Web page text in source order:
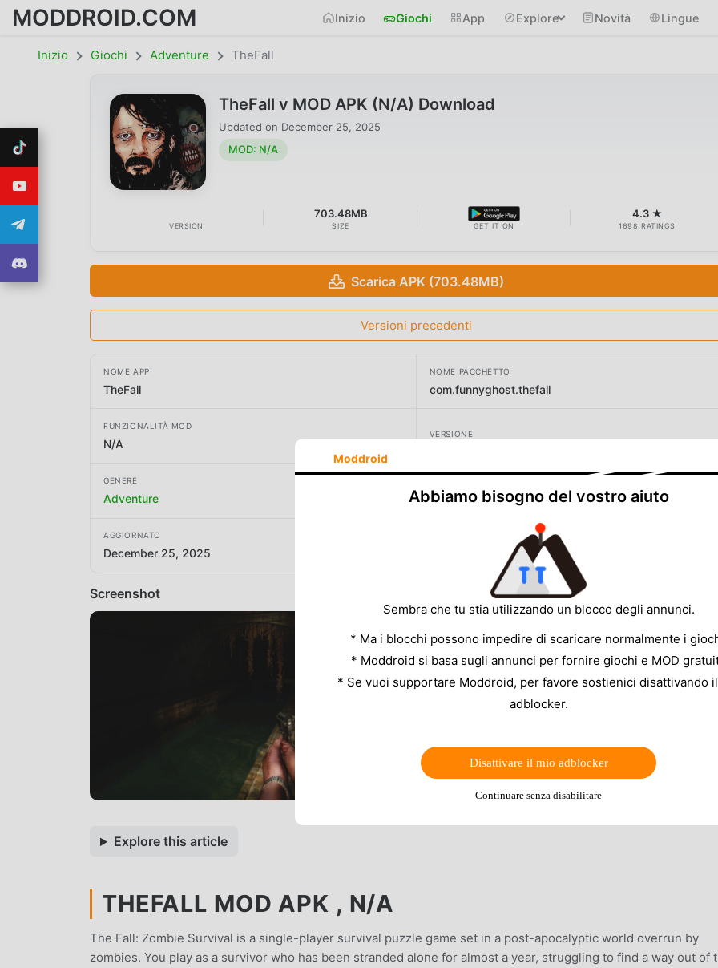
MODDROID.COM Inizio Giochi App Explore Novità Lingue
Inizio Giochi Adventure TheFall
TheFall v MOD APK (N/A) Download
Updated on December 25, 2025
MOD: N/A
VERSION
703.48MB
SIZE GET IT ON
4.3 ★
1698 RATINGS
Scarica APK (703.48MB)
Versioni precedenti
NOME APP
TheFall
NOME PACCHETTO
com.funnyghost.thefall
FUNZIONALITÀ MOD
N/A
VERSIONE
GENERE
Adventure Funnyghost
AGGIORNATO
December 25, 2025
Screenshot
Explore this article
THEFALL MOD APK , N/A
The Fall: Zombie Survival is a single-player survival puzzle game set in a post-apocalyptic world overrun by
zombies. You play as a survivor who has been stranded alone for almost a year, struggling to find a way out of
Moddroid
Abbiamo bisogno del vostro aiuto
Sembra che tu stia utilizzando un blocco degli annunci.
* Ma i blocchi possono impedire di scaricare normalmente i
* Moddroid si basa sugli annunci per fornire giochi e MOD
* Se vuoi supportare Moddroid, per favore sostienici disattivando
adblocker.
Disattivare il mio adblocker
Continuare senza disabilitare